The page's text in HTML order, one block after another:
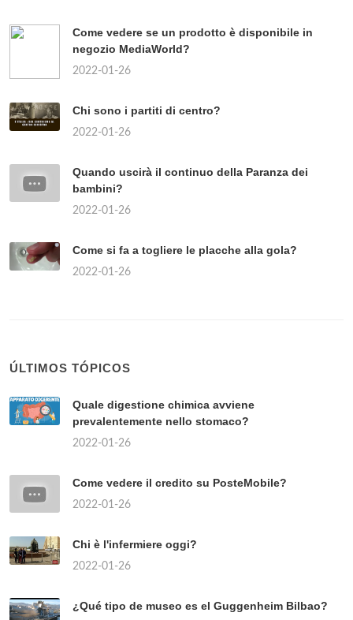
Come vedere se un prodotto è disponibile in
negozio MediaWorld?
2022-01-26
Chi sono i partiti di centro?
2022-01-26
Quando uscirà il continuo della Paranza dei
bambini?
2022-01-26
Come si fa a togliere le placche alla gola?
2022-01-26
ÚLTIMOS TÓPICOS
Quale digestione chimica avviene
prevalentemente nello stomaco?
2022-01-26
Come vedere il credito su PosteMobile?
2022-01-26
Chi è l'infermiere oggi?
2022-01-26
¿Qué tipo de museo es el Guggenheim Bilbao?